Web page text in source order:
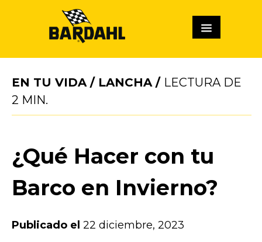
EN TU VIDA/ LANCHA/ LECTURA DE
2 MIN.
¿Qué Hacer con tu
Barco en Invierno?
Publicado el 22 diciembre, 2023